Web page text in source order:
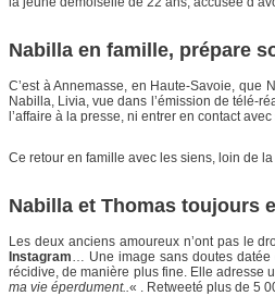
Nabilla en famille, prépare
C’est à Annemasse, en Haute-Savoie, que
Nabilla, Livia, vue dans l’émission de télé-
l’affaire à la presse, ni entrer en contact
Ce retour en famille avec les siens, loin de
Nabilla et Thomas toujours
Les deux anciens amoureux n’ont pas le
Instagram … Une image sans doutes
récidive, de manière plus fine. Elle adresse
ma vie éperdument.. « . Retweeté plus de 5